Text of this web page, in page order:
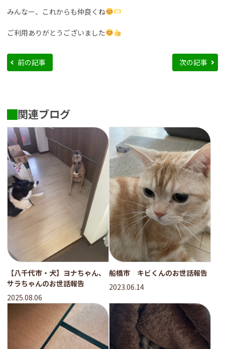
みんなー、これからも仲良くね
ご利用ありがとうございました
前の記事 次の記事
関連ブログ
【八千代市・犬】ヨナちゃん、
サラちゃんのお世話報告
2025.08.06
船橋市 キビくんのお世話報告
2023.06.14